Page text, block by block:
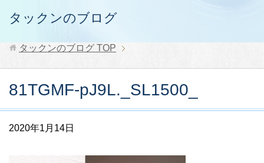
タックンのブログ
タックンのブログ TOP
81TGMF-pJ9L._SL1500_
2020年1月14日